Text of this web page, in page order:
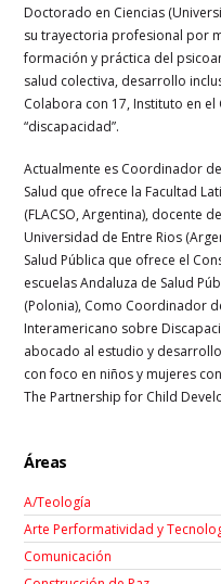
Doctorado en Ciencias
su trayectoria profesional por
formación y práctica del
salud colectiva, desarrollo
Colabora con 17, Instituto en
“discapacidad”.
Actualmente es Coordinador
Salud que ofrece la Facultad
(FLACSO, Argentina), docente
Universidad de Entre Rios
Salud Pública que ofrece el
escuelas Andaluza de Salud
(Polonia), Como Coordinador
Interamericano sobre
abocado al estudio y
con foco en niños y mujeres
The Partnership for Child
Áreas
A/Teología
Arte Performatividad y
Comunicación